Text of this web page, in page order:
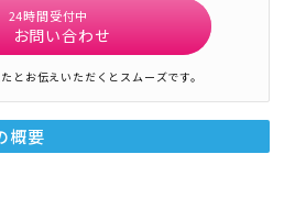
24時間受付中
お問い合わせ
とお伝えいただくとスムーズです。
概要